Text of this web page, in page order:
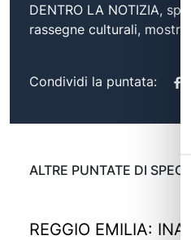
DENTRO LA NOTIZIA,
rassegne culturali,
Condividi la puntata:
ALTRE PUNTATE DI
REGGIO EMILIA: